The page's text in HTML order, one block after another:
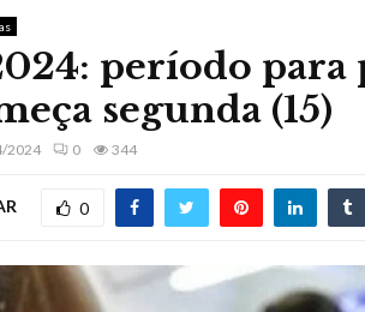
período para
segunda (15)
2024 0 344
0